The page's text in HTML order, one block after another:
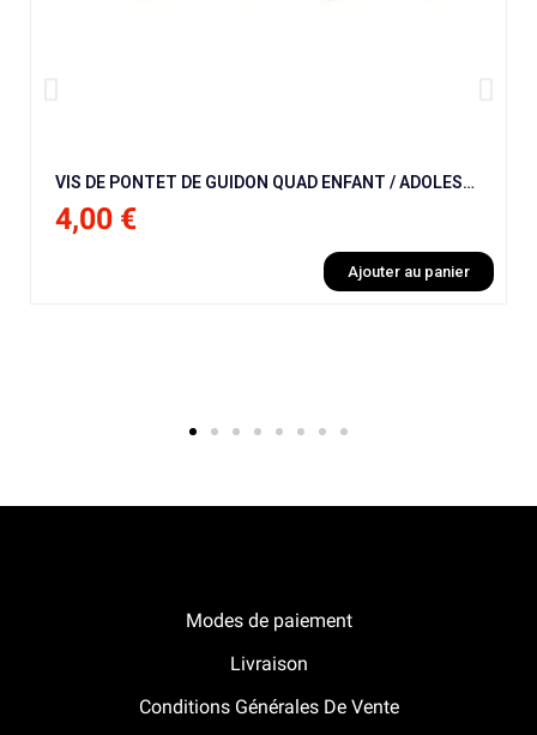
VIS DE PONTET DE GUIDON QUAD ENFANT / ADOLESCENT / ADULTE (X4 )
4,00 €
Ajouter au panier
Modes de paiement
Livraison
Conditions Générales De Vente